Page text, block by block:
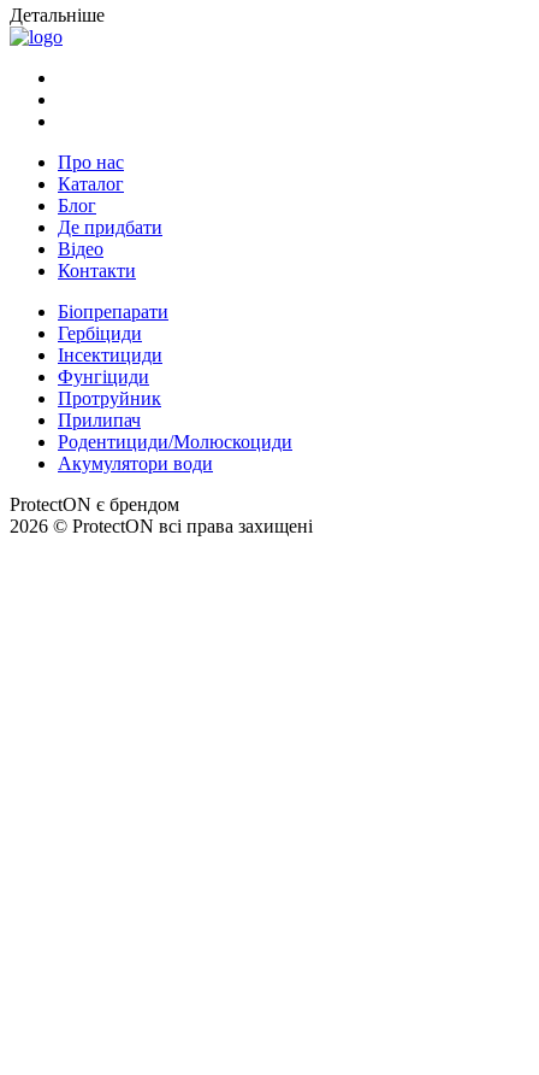
Детальніше
Про нас
Каталог
Блог
Де придбати
Відео
Контакти
Біопрепарати
Гербіциди
Інсектициди
Фунгіциди
Протруйник
Прилипач
Родентициди/Молюскоциди
Акумулятори води
ProtectON є брендом
2026 © ProtectON всі права захищені